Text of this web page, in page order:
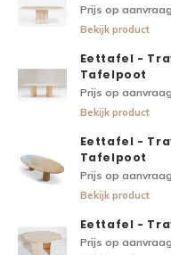
Prijs op aanvraag
Bekijk product
Eettafel -
Tafelpoot
Prijs op aanvraag
Bekijk product
Eettafel -
Tafelpoot
Prijs op aanvraag
Bekijk product
Eettafel -
Prijs op aanvraag